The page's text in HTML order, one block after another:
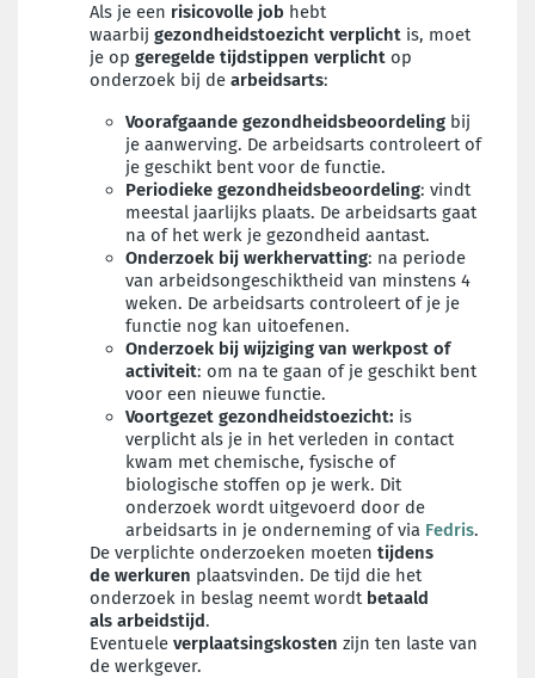
Als je een risicovolle job hebt
waarbij gezondheidstoezicht verplicht is, moet
je op geregelde tijdstippen verplicht op
onderzoek bij de arbeidsarts:
Voorafgaande gezondheidsbeoordeling bij
je aanwerving. De arbeidsarts controleert of
je geschikt bent voor de functie.
Periodieke gezondheidsbeoordeling: vindt
meestal jaarlijks plaats. De arbeidsarts gaat
na of het werk je gezondheid aantast.
Onderzoek bij werkhervatting: na periode
van arbeidsongeschiktheid van minstens 4
weken. De arbeidsarts controleert of je je
functie nog kan uitoefenen.
Onderzoek bij wijziging van werkpost of
activiteit: om na te gaan of je geschikt bent
voor een nieuwe functie.
Voortgezet gezondheidstoezicht: is
verplicht als je in het verleden in contact
kwam met chemische, fysische of
biologische stoffen op je werk. Dit
onderzoek wordt uitgevoerd door de
arbeidsarts in je onderneming of via Fedris.
De verplichte onderzoeken moeten tijdens
de werkuren plaatsvinden. De tijd die het
onderzoek in beslag neemt wordt betaald
als arbeidstijd.
Eventuele verplaatsingskosten zijn ten laste van
de werkgever.